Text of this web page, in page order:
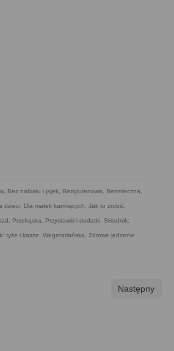
, Bez nabiału i jajek Bezglutenowa Bezmleczna
dzieci Dla matek karmiących Jak to zrobić
Przekąska Przystawki i dodatki Składnik:
ryże i kasze Wegetariańska Zdrowe jedzenie
Następny